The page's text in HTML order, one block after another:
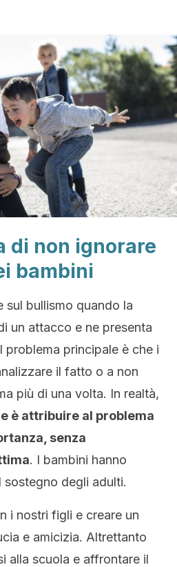
di non ignorare
bambini
sul bullismo quando la
un attacco e ne presenta
problema principale è che i
il fatto o a non
più di una volta. In realtà,
è attribuire al problema
senza
. I bambini hanno
degli adulti.
i nostri figli e creare un
e amicizia. Altrettanto
alla scuola e affrontare il